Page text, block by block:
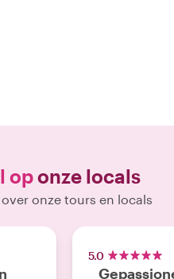
oponze locals
onze tours en locals
5.0